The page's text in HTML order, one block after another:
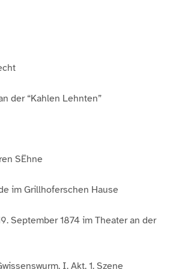
der “Kahlen Lehnten”
SËhne
im Grillhoferschen Hause
September 1874 im Theater an der
I. Akt, 1. Szene